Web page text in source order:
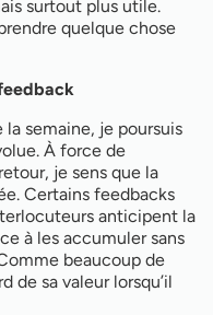
surtout plus utile.
quelque chose
semaine, je poursuis
À force de
je sens que la
Certains feedbacks
anticipent la
à les accumuler sans
beaucoup de
de sa valeur lorsqu’il